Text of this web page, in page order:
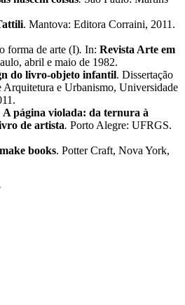
. Mantova: Editora Corraini, 2011.
forma de arte (I). In: Revista Arte em
abril e maio de 1982.
do livro-objeto infantil. Dissertação
Arquitetura e Urbanismo, Universidade
A página violada: da ternura à
de artista. Porto Alegre: UFRGS.
books. Potter Craft, Nova York,